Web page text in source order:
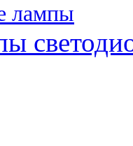
лампы